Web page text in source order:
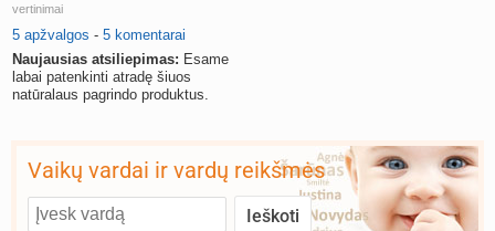
vertinimai
5 apžvalgos - 5 komentarai
Naujausias atsiliepimas: Esame
labai patenkinti atradę šiuos
natūralaus pagrindo produktus.
Vaikų vardai ir vardų reikšmės